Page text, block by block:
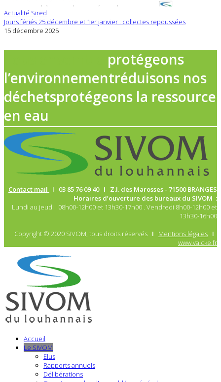
Actualité Sired
Jours fériés 25 décembre et 1er janvier : collectes repoussées
15 décembre 2025
protégeons
l’environnementréduisons nos
déchetsprotégeons la ressource
en eau
Contact mail I 03 85 76 09 40 I Z.I. des Marosses - 71500 BRANGES
Horaires d’ouverture des bureaux du SIVOM :
Lundi au jeudi : 08h00-12h00 et 13h30-17h00 . Vendredi 8h00-12h00 et
13h30-16h00
Copyright © 2020 SIVOM, tous droits réservés I Mentions légales I
www.valcke.fr
Accueil
Le SIVOM
Elus
Rapports annuels
Délibérations